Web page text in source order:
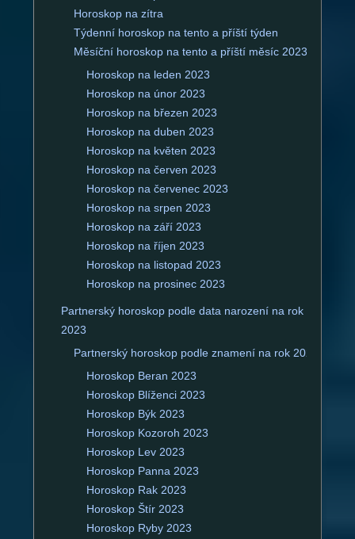
Horoskop na zítra
Týdenní horoskop na tento a příští týden
Měsíční horoskop na tento a příští měsíc 2023
Horoskop na leden 2023
Horoskop na únor 2023
Horoskop na březen 2023
Horoskop na duben 2023
Horoskop na květen 2023
Horoskop na červen 2023
Horoskop na červenec 2023
Horoskop na srpen 2023
Horoskop na září 2023
Horoskop na říjen 2023
Horoskop na listopad 2023
Horoskop na prosinec 2023
Partnerský horoskop podle data narození na rok
2023
Partnerský horoskop podle znamení na rok 2023
Horoskop Beran 2023
Horoskop Blíženci 2023
Horoskop Býk 2023
Horoskop Kozoroh 2023
Horoskop Lev 2023
Horoskop Panna 2023
Horoskop Rak 2023
Horoskop Štír 2023
Horoskop Ryby 2023